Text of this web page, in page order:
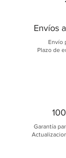
Envíos
Envío
Plazo de
Garantía